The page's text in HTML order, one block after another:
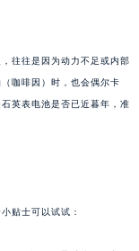
往往是因为动力不足或内部
咖啡因）时，也会偶尔卡
英表电池是否已近暮年，准
贴士可以试试：